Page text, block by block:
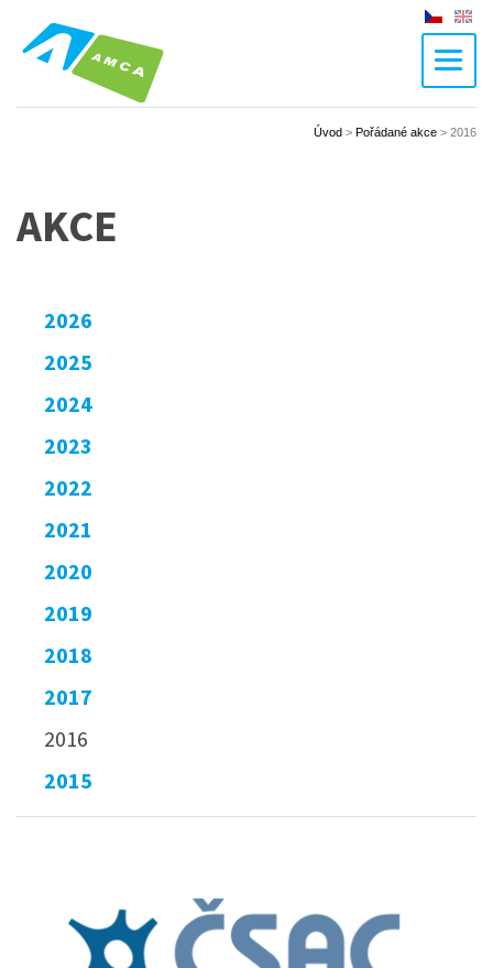
Czech
Úvod > Pořádané akce > 2016
AKCE
2026
2025
2024
2023
2022
2021
2020
2019
2018
2017
2016
2015